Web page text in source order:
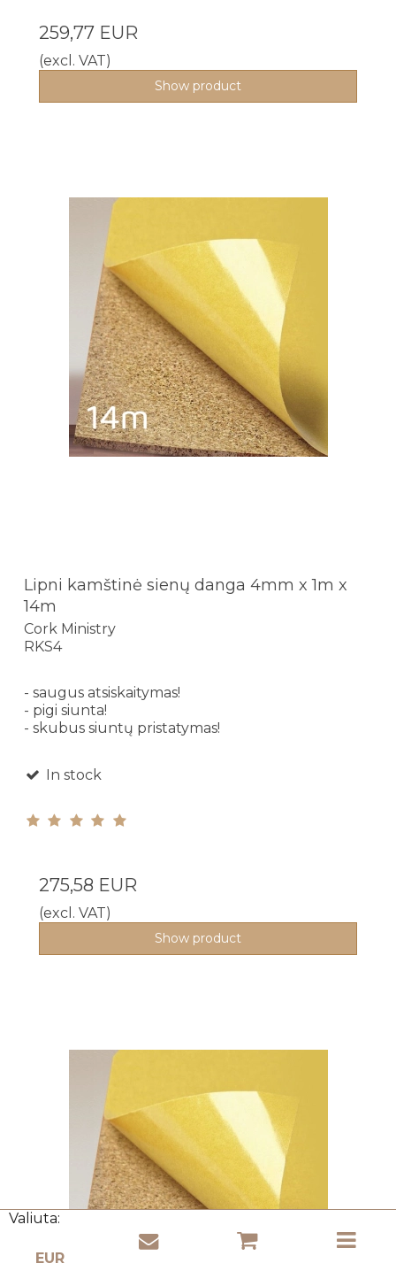
Valiuta:
259,77 EUR
(excl. VAT)
Show product
Lipni kamštinė sienų danga 4mm x 1m x
14m
Cork Ministry
RKS4
- saugus atsiskaitymas!
- pigi siunta!
- skubus siuntų pristatymas!
In stock
275,58 EUR
(excl. VAT)
Show product